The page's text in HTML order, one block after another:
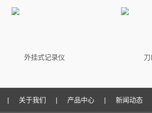
外挂式记录仪 刀
| 关于我们 | 产品中心 | 新闻动态